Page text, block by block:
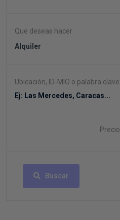
Que deseas hacer
Alquiler
Ubicación, ID-MIO o palabra clave
Precio
Buscar